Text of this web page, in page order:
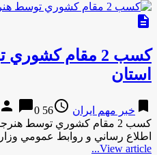
description
كسب 2 مقام
استان
bookmark خبر مهم ایران access_time
56 years ago
person chat_bubble0
كسب 2 مقام كشوري توسط
اطلاع رساني و روابط عمومي
View article...